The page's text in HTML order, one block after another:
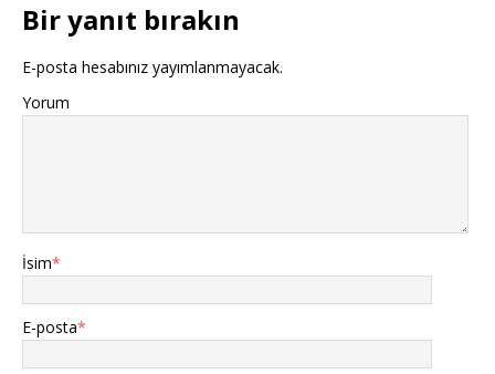
Bir yanıt bırakın
E-posta hesabınız yayımlanmayacak.
Yorum
İsim*
E-posta*